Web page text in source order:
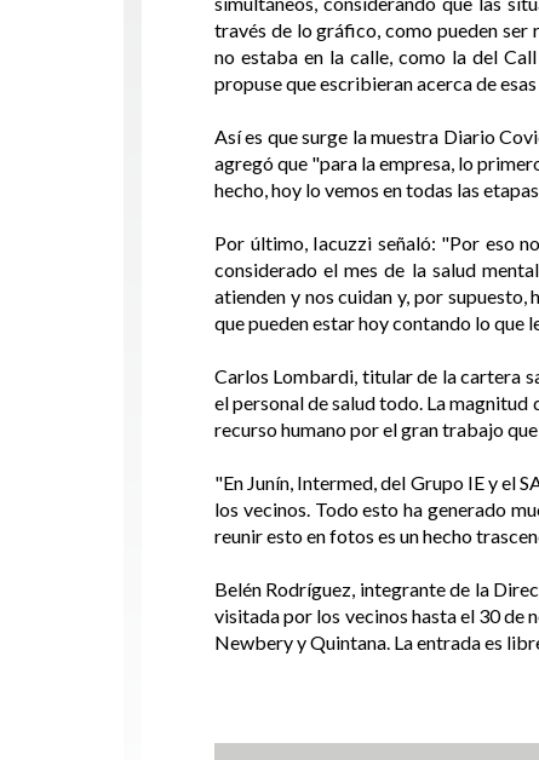
través de lo gráfico, como pueden
no estaba en la calle, como la del
propuse que escribieran acerca de
Así es que surge la muestra Diario
agregó que "para la empresa, lo
hecho, hoy lo vemos en todas las
Por último, Iacuzzi señaló: "Por eso
considerado el mes de la salud
atienden y nos cuidan y, por
que pueden estar hoy contando lo que
Carlos Lombardi, titular de la cartera
el personal de salud todo. La
recurso humano por el gran trabajo
"En Junín, Intermed, del Grupo IE y el
los vecinos. Todo esto ha generado
reunir esto en fotos es un hecho
Belén Rodríguez, integrante de la
visitada por los vecinos hasta el 30 de
Newbery y Quintana. La entrada es